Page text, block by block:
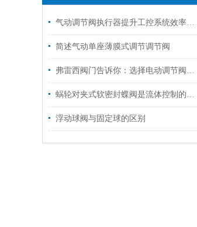
气动调节阀执行器提升工控系统效率的智能设备
简述气动单座薄膜式调节调节阀
弗雷西阀门告诉你：选择电动调节阀时要注意哪几个方面
蜗轮对夹式软密封蝶阀是流体控制的可靠伙伴
浮动球阀与固定球的区别